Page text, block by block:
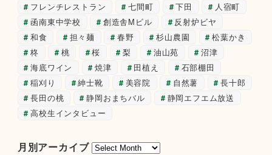
フレンチレストラン
七間町 下田
人宿町
函南東中学校
創造舎Mビル
反射炉ビヤ
和食
担々麺 春野 杉山農園
松葉かき
柊
桃 桜 梨 油山苑
沼津
海底ワイン
焼津 田植え
石部棚田
稲刈り
紳士靴 美容院 自然薯
長十郎
長田の桃
静岡おまちバル
静岡エフエム放送
高校生インタビュー
月別アーカイブ 月